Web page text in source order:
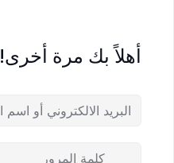
أهلاً بك مرة أخرى!